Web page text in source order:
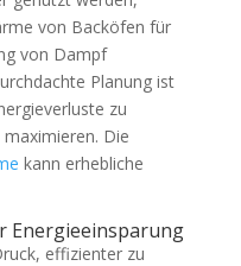
von Backöfen für
von Dampf
Planung ist
zu
Die
kann erhebliche
Energieeinsparung
effizienter zu